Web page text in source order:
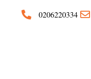
0206220334